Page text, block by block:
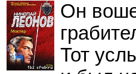
Он
Тот